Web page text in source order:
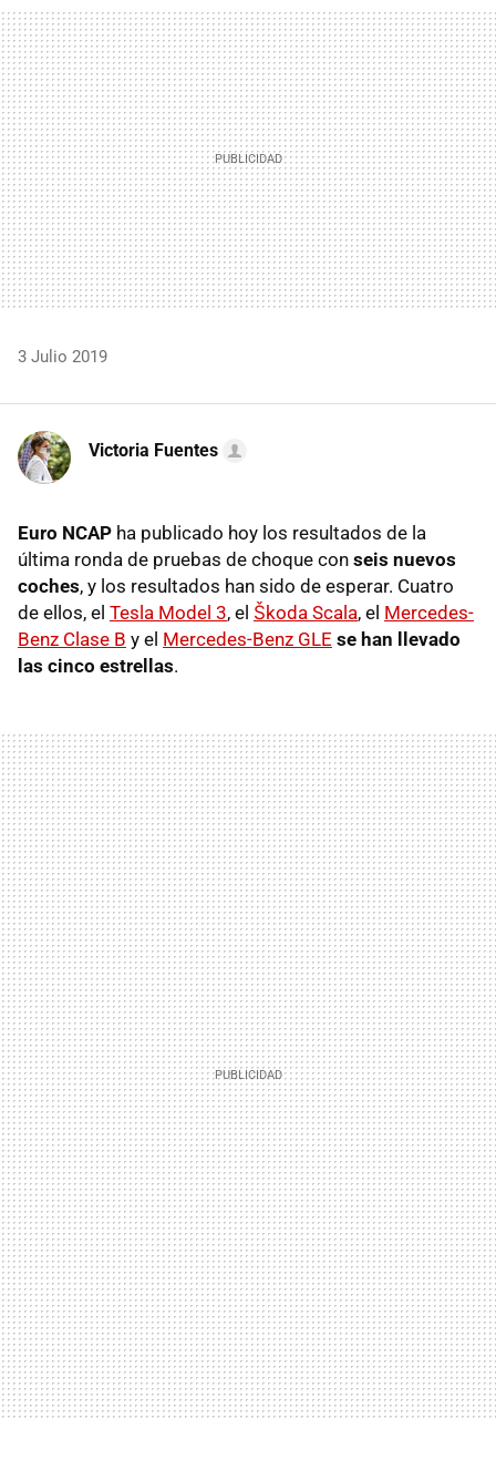
MAIL
3 Julio 2019
Victoria Fuentes
Euro NCAP ha publicado hoy los resultados de la
última ronda de pruebas de choque con seis nuevos
coches, y los resultados han sido de esperar. Cuatro
de ellos, el Tesla Model 3, el Škoda Scala, el Mercedes-
Benz Clase B y el Mercedes-Benz GLE se han llevado
las cinco estrellas.